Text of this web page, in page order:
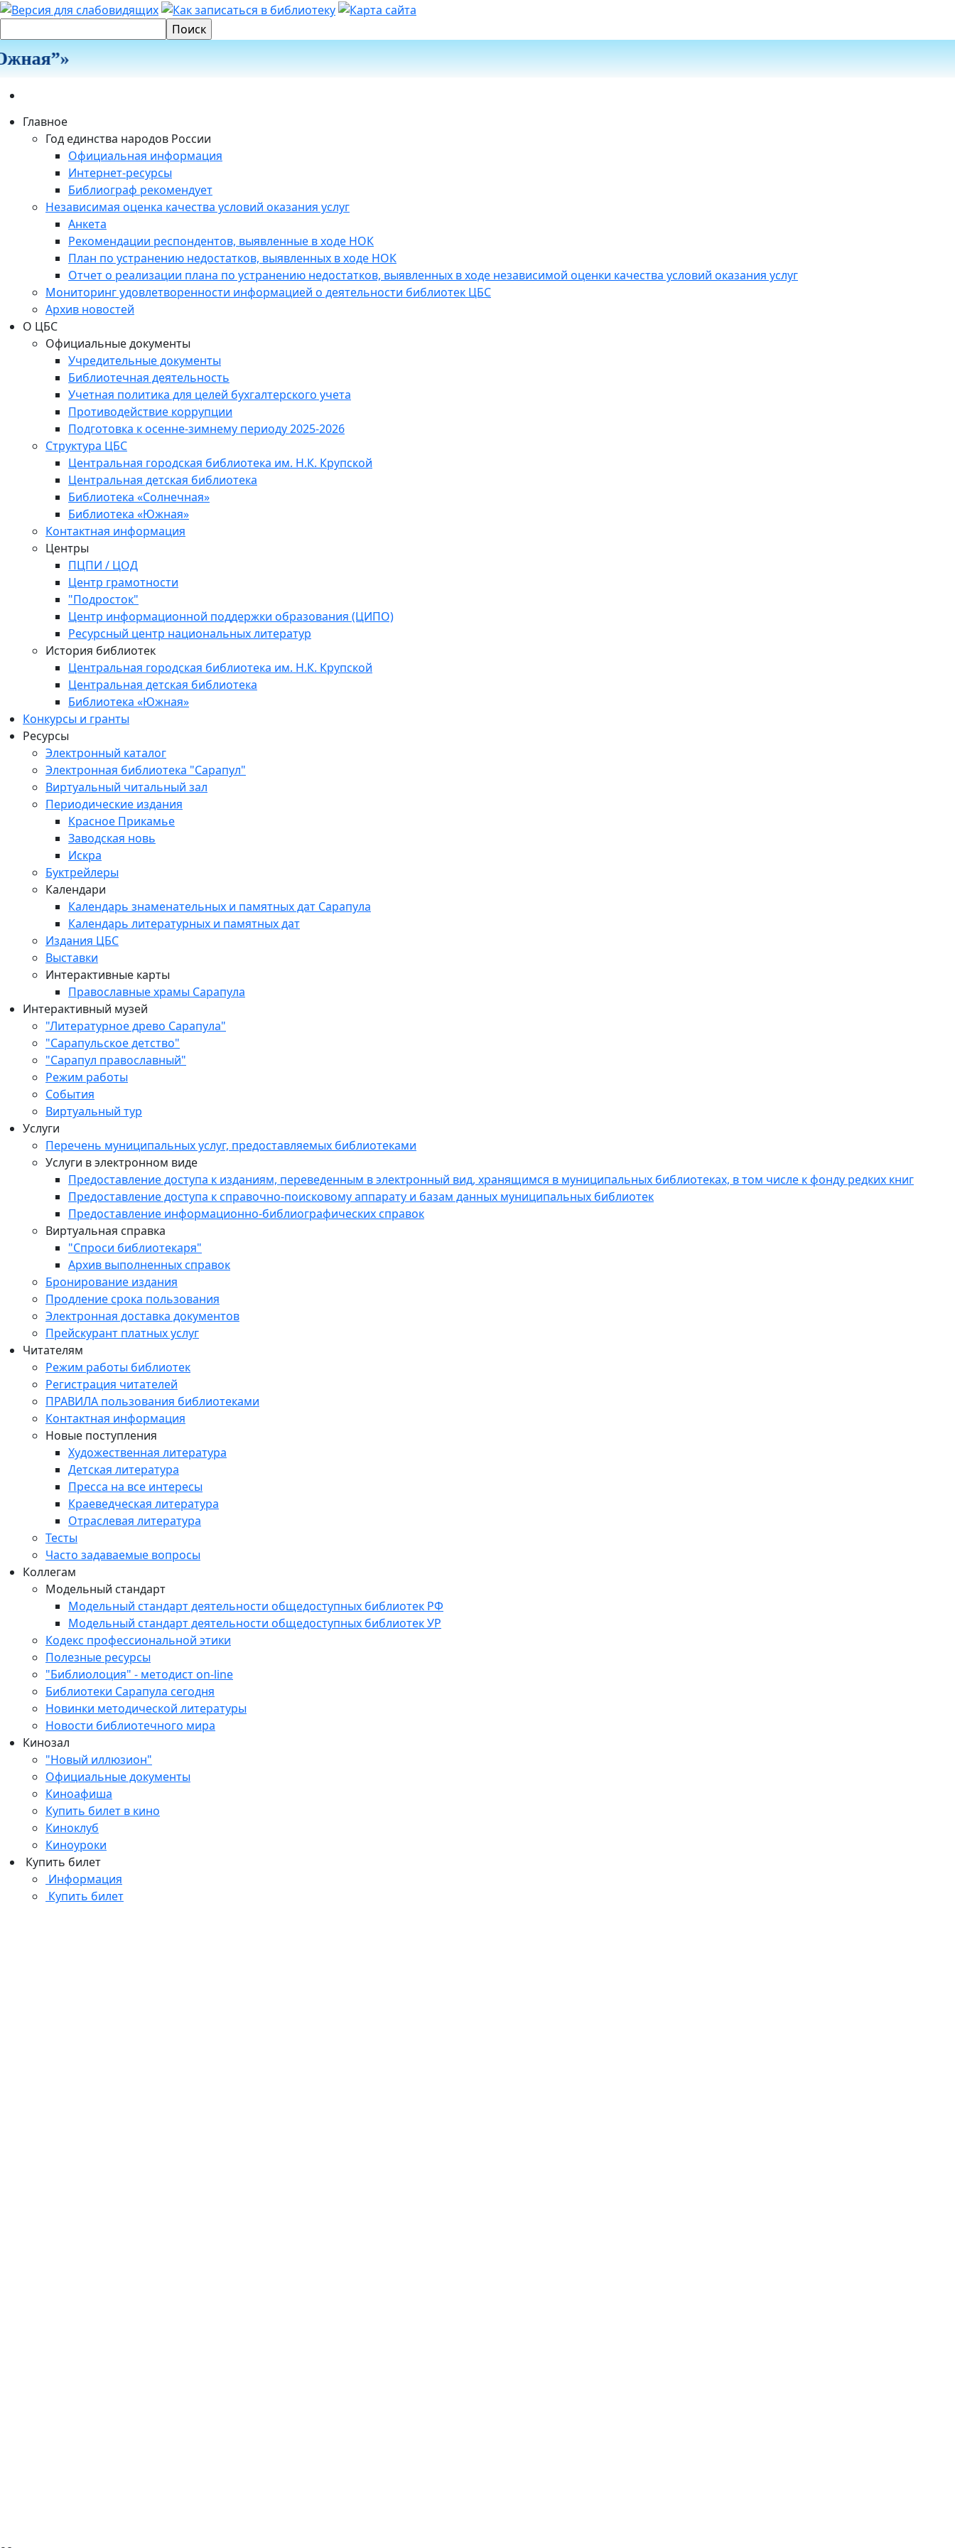
Главное
Год единства народов России
Официальная информация
Интернет-ресурсы
Библиограф рекомендует
Независимая оценка качества условий оказания услуг
Анкета
Рекомендации респондентов, выявленные в ходе НОК
План по устранению недостатков, выявленных в ходе НОК
Отчет о реализации плана по устранению недостатков, выявленных в ходе независимой оценки качества условий оказания услуг
Мониторинг удовлетворенности информацией о деятельности библиотек ЦБС
Архив новостей
О ЦБС
Официальные документы
Учредительные документы
Библиотечная деятельность
Учетная политика для целей бухгалтерского учета
Противодействие коррупции
Подготовка к осенне-зимнему периоду 2025-2026
Структура ЦБС
Центральная городская библиотека им. Н.К. Крупской
Центральная детская библиотека
Библиотека «Солнечная»
Библиотека «Южная»
Контактная информация
Центры
ПЦПИ / ЦОД
Центр грамотности
"Подросток"
Центр информационной поддержки образования (ЦИПО)
Ресурсный центр национальных литератур
История библиотек
Центральная городская библиотека им. Н.К. Крупской
Центральная детская библиотека
Библиотека «Южная»
Конкурсы и гранты
Ресурсы
Электронный каталог
Электронная библиотека "Сарапул"
Виртуальный читальный зал
Периодические издания
Красное Прикамье
Заводская новь
Искра
Буктрейлеры
Календари
Календарь знаменательных и памятных дат Сарапула
Календарь литературных и памятных дат
Издания ЦБС
Выставки
Интерактивные карты
Православные храмы Сарапула
Интерактивный музей
"Литературное древо Сарапула"
"Сарапульское детство"
"Сарапул православный"
Режим работы
События
Виртуальный тур
Услуги
Перечень муниципальных услуг, предоставляемых библиотеками
Услуги в электронном виде
Предоставление доступа к изданиям, переведенным в электронный вид, хранящимся в муниципальных библиотеках, в том числе к фонду редких книг
Предоставление доступа к справочно-поисковому аппарату и базам данных муниципальных библиотек
Предоставление информационно-библиографических справок
Виртуальная справка
"Спроси библиотекаря"
Архив выполненных справок
Бронирование издания
Продление срока пользования
Электронная доставка документов
Прейскурант платных услуг
Читателям
Режим работы библиотек
Регистрация читателей
ПРАВИЛА пользования библиотеками
Контактная информация
Новые поступления
Художественная литература
Детская литература
Пресса на все интересы
Краеведческая литература
Отраслевая литература
Тесты
Часто задаваемые вопросы
Коллегам
Модельный стандарт
Модельный стандарт деятельности общедоступных библиотек РФ
Модельный стандарт деятельности общедоступных библиотек УР
Кодекс профессиональной этики
Полезные ресурсы
"Библиолоция" - методист on-line
Библиотеки Сарапула сегодня
Новинки методической литературы
Новости библиотечного мира
Кинозал
"Новый иллюзион"
Официальные документы
Киноафиша
Купить билет в кино
Киноклуб
Киноуроки
Купить билет
Информация
Купить билет